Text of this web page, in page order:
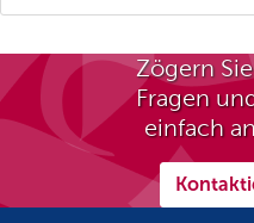
Zögern
Fragen
einfach